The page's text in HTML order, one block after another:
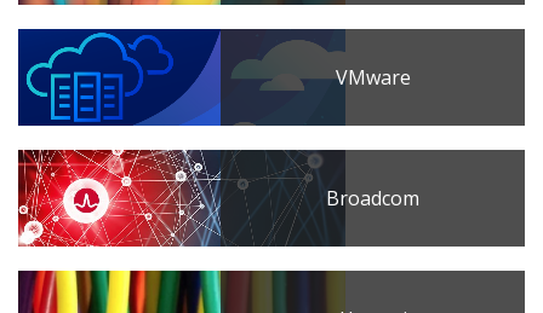
VMware
Broadcom